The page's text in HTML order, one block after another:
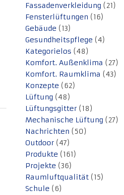
Fassadenverkleidung (21)
Fensterlüftungen (16)
Gebäude (13)
Gesundheitspflege (4)
Kategorielos (48)
Komfort. Außenklima (27)
Komfort. Raumklima (43)
Konzepte (62)
Lüftung (48)
Lüftungsgitter (18)
Mechanische Lüftung (27)
Nachrichten (50)
Outdoor (47)
Produkte (161)
Projekte (36)
Raumluftqualität (15)
Schule (6)